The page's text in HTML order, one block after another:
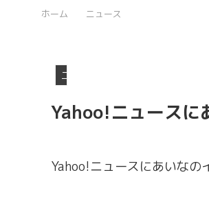
ホーム ニュース
ニュース
Yahoo!ニュースに
Yahoo!ニュースにあいなの